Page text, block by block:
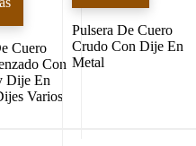
Cuero
Con
Dije En
Varios
Pulsera De Cuero
Crudo Con Dije En
Metal